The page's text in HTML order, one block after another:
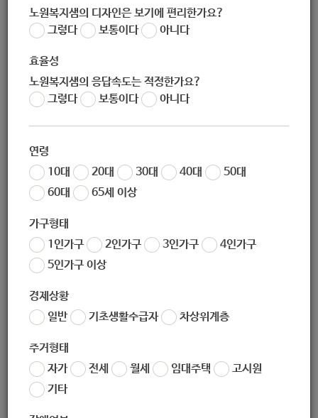
노원복지샘의 디자인은 보기에 편리한가요?
그렇다
보통이다 아니다
효율성
노원복지샘의 응답속도는 적정한가요?
그렇다
보통이다 아니다
연령
10대
20대 30대 40대
50대
60대
65세 이상
가구형태
1인가구
2인가구 3인가구
4인가구
5인가구 이상
경제상황
일반
기초생활수급자 차상위계층
주거형태
자가
전세 월세 임대주택
고시원
기타
[시립노원노인종합복지관] 2020년 「희망JOB학교」 재취업 준비
교육 4기 교육생 모집
작성자 노원 복지샘
작성일 2020-09-29 09:15
● 장소 : 시립노원노인종합복지관 3층 열림터
좋아요 싫어요